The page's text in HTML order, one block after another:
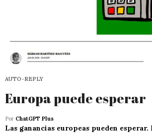
AUTO-REPLY
Europa puede esperar
Por ChatGPT Plus
Las ganancias europeas pueden